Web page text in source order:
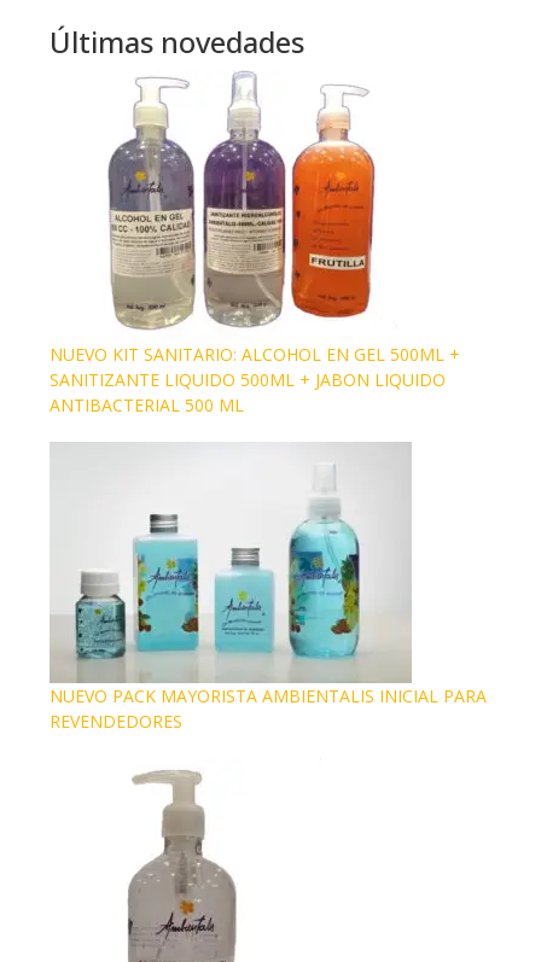
Últimas novedades
NUEVO KIT SANITARIO: ALCOHOL EN GEL 500ML +
SANITIZANTE LIQUIDO 500ML + JABON LIQUIDO
ANTIBACTERIAL 500 ML
NUEVO PACK MAYORISTA AMBIENTALIS INICIAL PARA
REVENDEDORES